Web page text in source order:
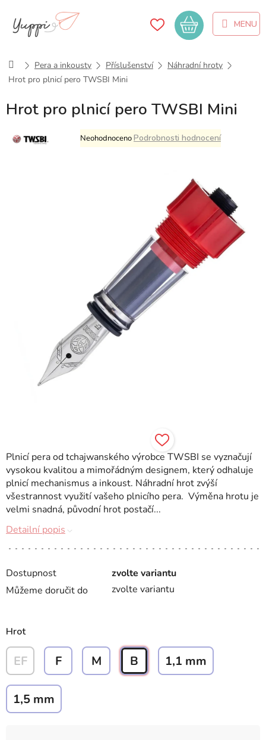
obsah
Nákupní
košík
DomůPera a inkousty Příslušenství
Náhradní hroty
Hrot pro plnicí pero TWSBI Mini
Hrot pro plnicí pero TWSBI Mini
Průměrné
hodnocení
NeohodnocenoPodrobnosti hodnocení
Dostupnost
zvolte variantu
Můžeme doručit do
zvolte variantu
Hrot
EF F M B 1,1 mm
1,5 mm
Plnicí pera od tchajwanského výrobce TWSBI se vyznačují
vysokou kvalitou a mimořádným designem, který odhaluje
plnicí mechanismus a inkoust. Náhradní hrot zvýší
všestrannost využití vašeho plnicího pera. Výměna hrotu je
velmi snadná, původní hrot postačí...
Detailní popis